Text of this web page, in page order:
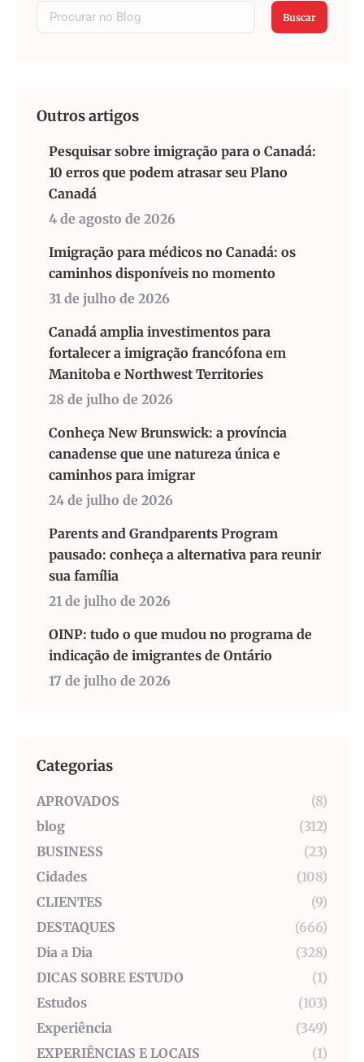
Buscar
Outros artigos
Pesquisar sobre imigração para o Canadá:
10 erros que podem atrasar seu Plano
Canadá
4 de agosto de 2026
Imigração para médicos no Canadá: os
caminhos disponíveis no momento
31 de julho de 2026
Canadá amplia investimentos para
fortalecer a imigração francófona em
Manitoba e Northwest Territories
28 de julho de 2026
Conheça New Brunswick: a província
canadense que une natureza única e
caminhos para imigrar
24 de julho de 2026
Parents and Grandparents Program
pausado: conheça a alternativa para reunir
sua família
21 de julho de 2026
OINP: tudo o que mudou no programa de
indicação de imigrantes de Ontário
17 de julho de 2026
Categorias
APROVADOS
(8)
blog
(312)
BUSINESS
(23)
Cidades
(108)
CLIENTES
(9)
DESTAQUES
(666)
Dia a Dia
(328)
DICAS SOBRE ESTUDO
(1)
Estudos
(103)
Experiência
(349)
EXPERIÊNCIAS E LOCAIS
(1)